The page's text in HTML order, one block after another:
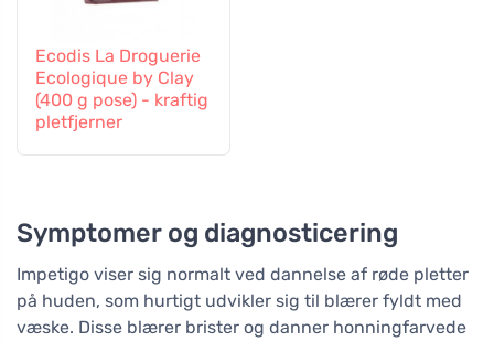
Ecodis La Droguerie
Ecologique by Clay
(400 g pose) - kraftig
pletfjerner
Symptomer og diagnosticering
Impetigo viser sig normalt ved dannelse af røde pletter
på huden, som hurtigt udvikler sig til blærer fyldt med
væske. Disse blærer brister og danner honningfarvede